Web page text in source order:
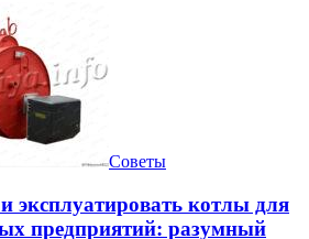
Советы
эксплуатировать котлы для
предприятий: разумный